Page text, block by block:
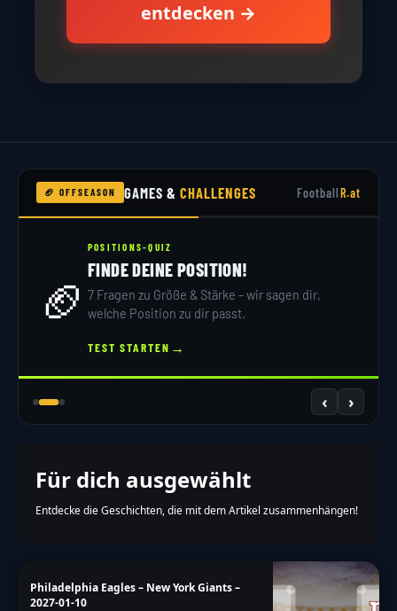
entdecken →
🏈 OFFSEASON GAMES &CHALLENGES FootballR.at
🏈
POSITIONS-QUIZ
FINDE DEINE POSITION!
7 Fragen zu Größe & Stärke – wir sagen dir,
welche Position zu dir passt.
TEST STARTEN →
‹ ›
Für dich ausgewählt
Entdecke die Geschichten, die mit dem Artikel zusammenhängen!
Philadelphia Eagles – New York Giants –
2027-01-10